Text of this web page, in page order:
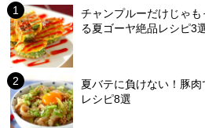
チャンプルーだけじゃ
る夏ゴーヤ絶品レシピ3
夏バテに負けない！豚
レシピ8選